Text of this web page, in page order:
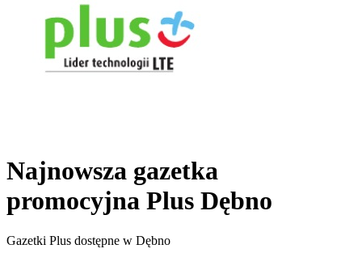
Najnowsza gazetka
promocyjna Plus Dębno
Gazetki Plus dostępne w Dębno